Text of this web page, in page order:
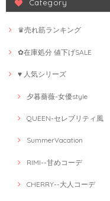
Category
♛売れ筋ランキング
✿在庫処分 値下げSALE
♥ 人気シリーズ
夕暮薔薇-女優style
QUEEN-セレブリティ風
SummerVacation
RIMI--甘めコーデ
CHERRY--大人コーデ